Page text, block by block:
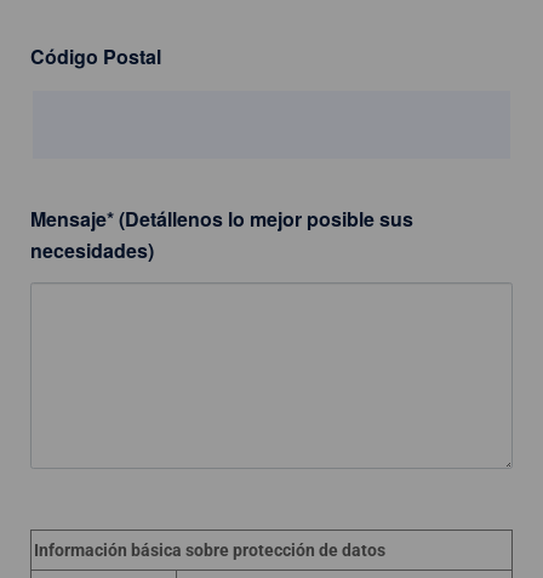
Código Postal
Mensaje*(Detállenos lo mejor posible sus
necesidades)
Información básica sobre protección de datos